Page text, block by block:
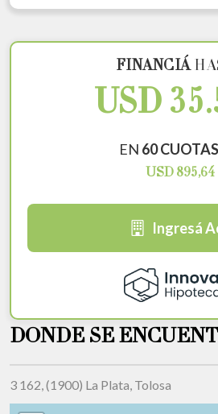
FINANCIÁ
USD
EN 60 CUOTAS
USD 895,64
Ingresá
DONDE SE
3 162, (1900) La Plata, Tolosa